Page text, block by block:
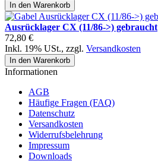
In den Warenkorb
Ausrücklager CX (11/86->) gebraucht
72,80 €
Inkl. 19% USt., zzgl. Versandkosten
In den Warenkorb
Informationen
AGB
Häufige Fragen (FAQ)
Datenschutz
Versandkosten
Widerrufsbelehrung
Impressum
Downloads